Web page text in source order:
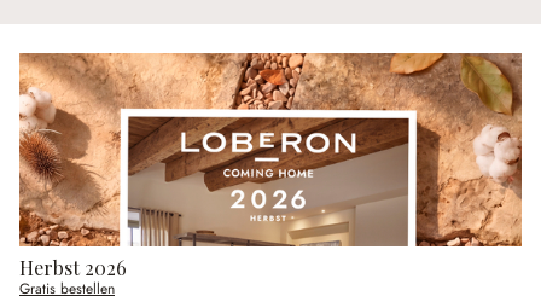
Herbst 2026
Gratis bestellen